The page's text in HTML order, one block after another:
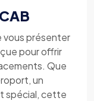
vous présenter
pour offrir
Que
un
spécial, cette